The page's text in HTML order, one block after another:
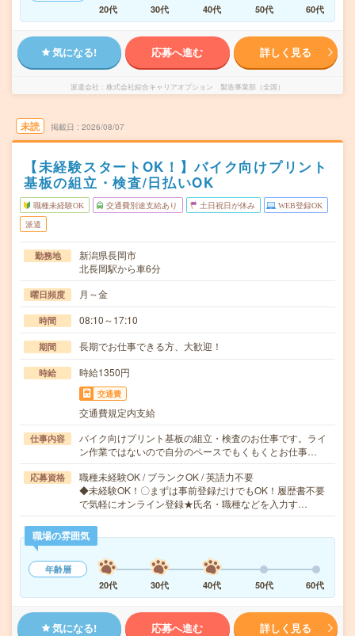
20代
30代 40代 50代 60代
気になる! 応募へ進む 詳しく見る
派遣会社 株式会社綜合キャリアオプション 製造事業部（全国）
未読 掲載日 2026/08/07
【未経験スタートOK！】バイク向けプリント
基板の組立・検査/日払いOK
職種未経験OK 交通費別途支給あり 土日祝日が休み WEB登録OK
派遣
勤務地
新潟県長岡市
北長岡駅から車6分
曜日頻度 月～金
時間 08:10～17:10
期間 長期でお仕事できる方、大歓迎！
時給 時給1350円
交通費
交通費規定内支給
仕事内容
バイク向けプリント基板の組立・検査のお仕事です。ライ
ン作業ではないので自分のペースでもくもくとお仕事…
応募資格
職種未経験OK / ブランクOK / 英語力不要
◆未経験OK！〇まずは事前登録だけでもOK！履歴書不要
で気軽にオンライン登録★氏名・職種などを入力す…
職場の雰囲気
年齢層
20代
30代 40代 50代 60代
気になる! 応募へ進む 詳しく見る